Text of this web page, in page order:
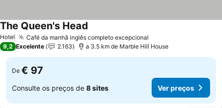
Hotel Café da manhã inglês completo excepcional
The Queen's Head
9,2 Excelente 2.163 a 3.5 km de Marble Hill House
De € 97
Consulte os preços de 8 sites Ver preços